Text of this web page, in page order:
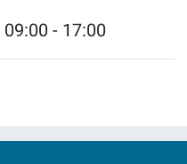
09:00 - 17:00